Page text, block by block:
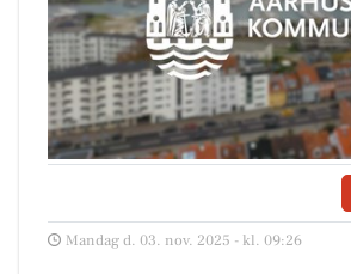
Mandag d. 03. nov. 2025 - kl. 09:26